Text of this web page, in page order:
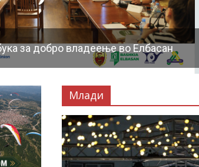
за добро владеење во Елбасан
Млади